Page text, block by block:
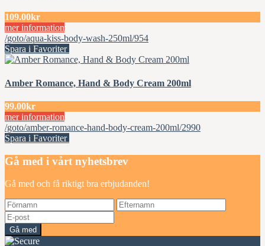
109.00kr
mer information
/goto/aqua-kiss-body-wash-250ml/954
Spara i Favoriter
Amber Romance, Hand & Body Cream 200ml
99.00kr
mer information
/goto/amber-romance-hand-body-cream-200ml/2990
Spara i Favoriter
Gå med i vårt nyhetsbrev
Gå med och få riktigt bra erbjudanden!
Gå med